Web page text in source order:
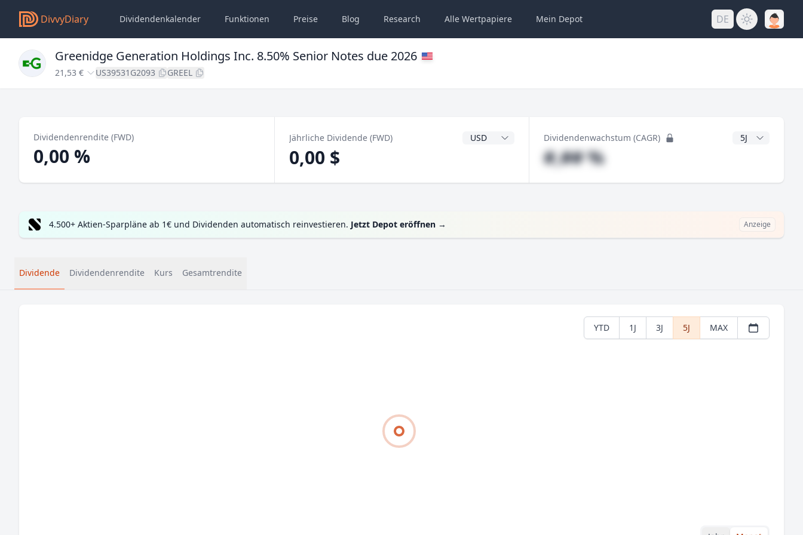
DivvyDiary Dividendenkalender Funktionen Preise Blog Research Alle Wertpapiere Mein Depot DE
Greenidge Generation Holdings Inc. 8.50% Senior Notes due 2026
21,53 € US39531G2093 GREEL
Dividendenrendite (FWD)
0,00 %
Jährliche Dividende (FWD) Dividendenwährung
0,00 $
Dividendenwachstum (CAGR) CAGR Jahre
#,## %
4.500+ Aktien-Sparpläne ab 1€ und Dividenden automatisch reinvestieren. Jetzt Depot eröffnen → Anzeige
Dividende Dividendenrendite Kurs Gesamtrendite
YTD 1J 3J 5J MAX